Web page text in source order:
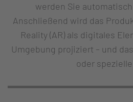
werden Sie
Anschließend wird das
Reality (AR) als digitales
Umgebung projiziert – und
oder